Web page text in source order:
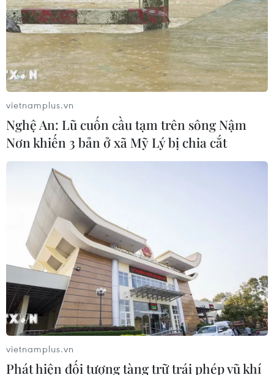
vietnamplus.vn
Nghệ An: Lũ cuốn cầu tạm trên sông Nậm
Nơn khiến 3 bản ở xã Mỹ Lý bị chia cắt
vietnamplus.vn
Phát hiện đối tượng tàng trữ trái phép vũ khí